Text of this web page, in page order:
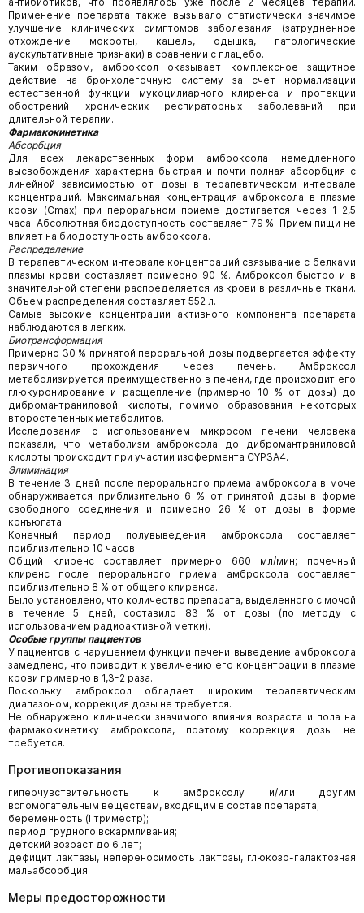
Применение препарата также вызывало статистически значимое
улучшение клинических симптомов заболевания (затрудненное
отхождение мокроты, кашель, одышка, патологические
аускультативные признаки) в сравнении с плацебо.
Таким образом, амброксол оказывает комплексное защитное
действие на бронхолегочную систему за счет нормализации
естественной функции мукоцилиарного клиренса и протекции
обострений хронических респираторных заболеваний при
длительной терапии.
Фармакокинетика
Абсорбция
Для всех лекарственных форм амброксола немедленного
высвобождения характерна быстрая и почти полная абсорбция с
линейной зависимостью от дозы в терапевтическом интервале
концентраций. Максимальная концентрация амброксола в плазме
крови (Cmax) при пероральном приеме достигается через 1-2,5
часа. Абсолютная биодоступность составляет 79 %. Прием пищи не
влияет на биодоступность амброксола.
Распределение
В терапевтическом интервале концентраций связывание с белками
плазмы крови составляет примерно 90 %. Амброксол быстро и в
значительной степени распределяется из крови в различные ткани.
Объем распределения составляет 552 л.
Самые высокие концентрации активного компонента препарата
наблюдаются в легких.
Биотрансформация
Примерно 30 % принятой пероральной дозы подвергается эффекту
первичного прохождения через печень. Амброксол
метаболизируется преимущественно в печени, где происходит его
глюкуронирование и расщепление (примерно 10 % от дозы) до
дибромантраниловой кислоты, помимо образования некоторых
второстепенных метаболитов.
Исследования с использованием микросом печени человека
показали, что метаболизм амброксола до дибромантраниловой
кислоты происходит при участии изофермента CYP3A4.
Элиминация
В течение 3 дней после перорального приема амброксола в моче
обнаруживается приблизительно 6 % от принятой дозы в форме
свободного соединения и примерно 26 % от дозы в форме
конъюгата.
Конечный период полувыведения амброксола составляет
приблизительно 10 часов.
Общий клиренс составляет примерно 660 мл/мин; почечный
клиренс после перорального приема амброксола составляет
приблизительно 8 % от общего клиренса.
Было установлено, что количество препарата, выделенного с мочой
в течение 5 дней, составило 83 % от дозы (по методу с
использованием радиоактивной метки).
Особые группы пациентов
У пациентов с нарушением функции печени выведение амброксола
замедлено, что приводит к увеличению его концентрации в плазме
крови примерно в 1,3-2 раза.
Поскольку амброксол обладает широким терапевтическим
диапазоном, коррекция дозы не требуется.
Не обнаружено клинически значимого влияния возраста и пола на
фармакокинетику амброксола, поэтому коррекция дозы не
требуется.
Противопоказания
гиперчувствительность к амброксолу и/или другим
вспомогательным веществам, входящим в состав препарата;
беременность (I триместр);
период грудного вскармливания;
детский возраст до 6 лет;
дефицит лактазы, непереносимость лактозы, глюкозо-галактозная
мальабсорбция.
Меры предосторожности